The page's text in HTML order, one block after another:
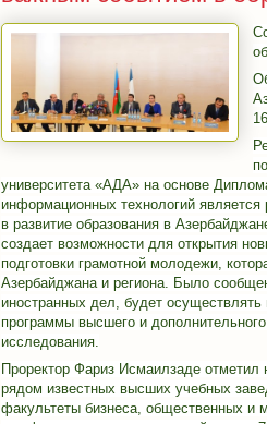
университета «АДА» на основе
информационных технологий
в развитие образования в
создает возможности для открытия
подготовки грамотной молодежи,
Азербайджана и региона. Было
иностранных дел, будет
программы высшего и
исследования.
Проректор Фариз Исмаилзаде отметил
рядом известных высших учебных
факультеты бизнеса, общественных и